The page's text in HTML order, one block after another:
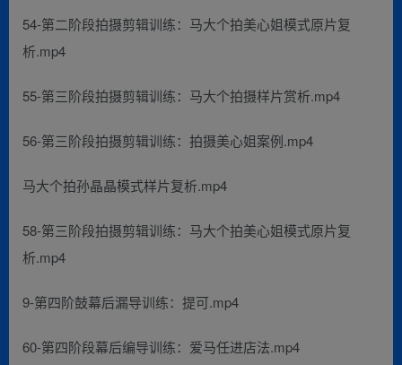
54-第二阶段拍摄剪辑训练：马大个拍美心姐模式原片复
析.mp4
55-第三阶段拍摄剪辑训练：马大个拍摄样片赏析.mp4
56-第三阶段拍摄剪辑训练：拍摄美心姐案例.mp4
马大个拍孙晶晶模式样片复析.mp4
58-第三阶段拍摄剪辑训练：马大个拍美心姐模式原片复
析.mp4
9-第四阶鼓幕后漏导训练：提可.mp4
60-第四阶段幕后编导训练：爱马任进店法.mp4